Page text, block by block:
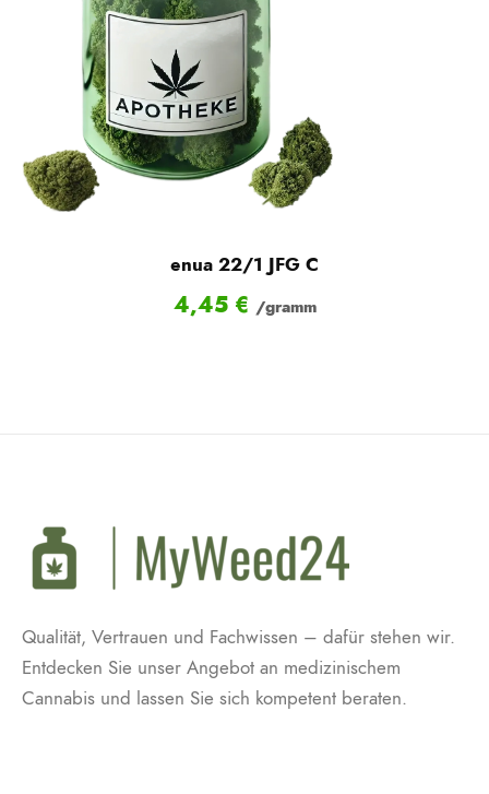
enua 22/1 JFG C
4,45 € /gramm
Qualität, Vertrauen und Fachwissen – dafür stehen wir.
Entdecken Sie unser Angebot an medizinischem
Cannabis und lassen Sie sich kompetent beraten.